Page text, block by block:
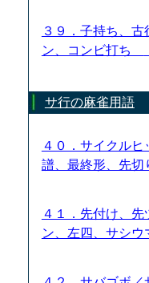
３９．子持ち、
ン、コンビ打ち
サ行の麻雀用語
４０．サイクル
譜、最終形、先
４１．先付け、
ン、左四、サシ